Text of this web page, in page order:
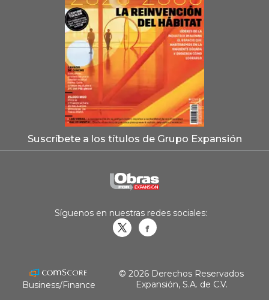
Suscríbete a los títulos de Grupo Expansión
Síguenos en nuestras redes sociales:
Business/Finance
© 2026 Derechos Reservados
Expansión, S.A. de C.V.